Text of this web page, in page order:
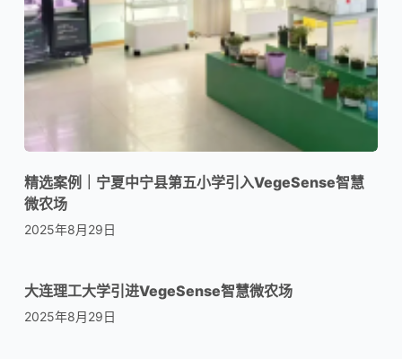
精选案例｜宁夏中宁县第五小学引入VegeSense智慧
微农场
2025年8月29日
大连理工大学引进VegeSense智慧微农场
2025年8月29日